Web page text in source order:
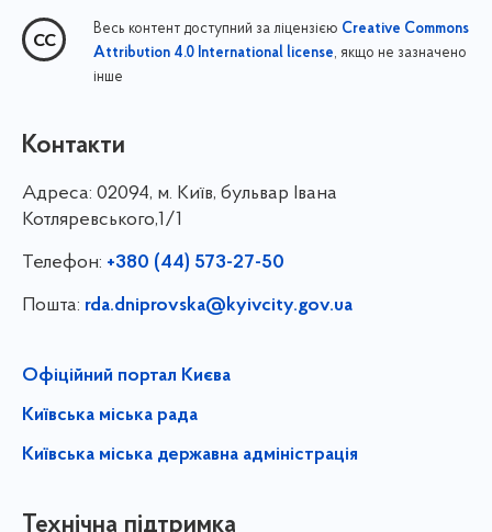
Весь контент доступний за ліцензією Creative Commons
Attribution 4.0 International license, якщо не зазначено
інше
Контакти
Адреса: 02094, м. Київ, бульвар Івана
Котляревського,1/1
Телефон: +380 (44) 573-27-50
Пошта: rda.dniprovska@kyivcity.gov.ua
Офіційний портал Києва
Київська міська рада
Київська міська державна адміністрація
Технічна підтримка